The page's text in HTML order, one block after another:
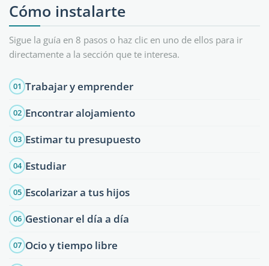
Cómo instalarte
Sigue la guía en 8 pasos o haz clic en uno de ellos para ir
directamente a la sección que te interesa.
01 Trabajar y emprender
02 Encontrar alojamiento
03 Estimar tu presupuesto
04 Estudiar
05 Escolarizar a tus hijos
06 Gestionar el día a día
07 Ocio y tiempo libre